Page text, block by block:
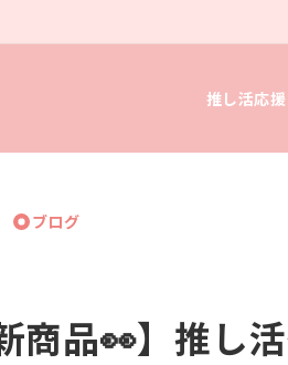
推し活応
ブログ
商品👀】推し